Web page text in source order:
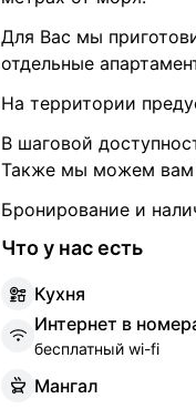
Для Вас мы
отдельные
На территории
В шаговой
Также мы можем вам
Бронирование и
Что у нас есть
Кухня
Интернет в
бесплатный wi-fi
Мангал